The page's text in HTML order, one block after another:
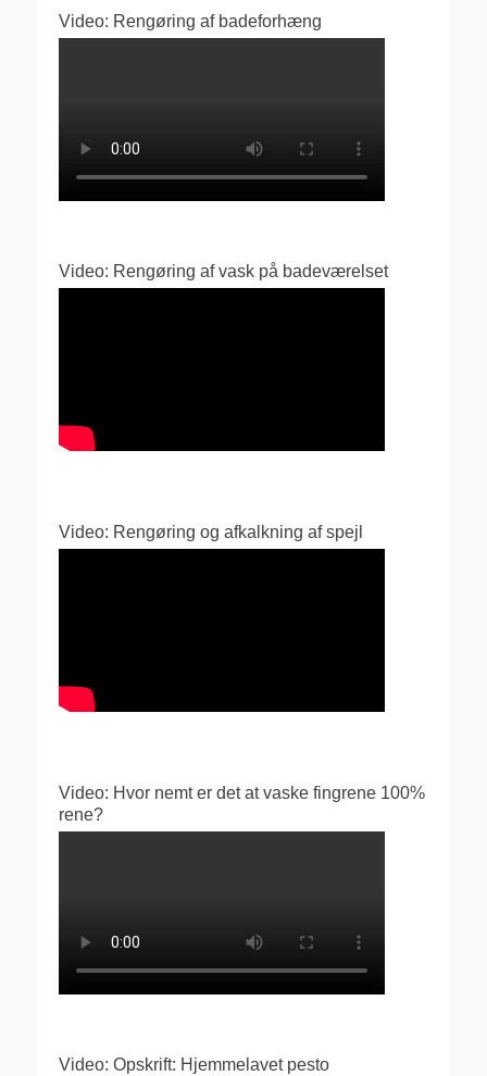
Video: Rengøring af badeforhæng
Video: Rengøring af vask på badeværelset
Video: Rengøring og afkalkning af spejl
Video: Hvor nemt er det at vaske fingrene 100%
rene?
Video: Opskrift: Hjemmelavet pesto